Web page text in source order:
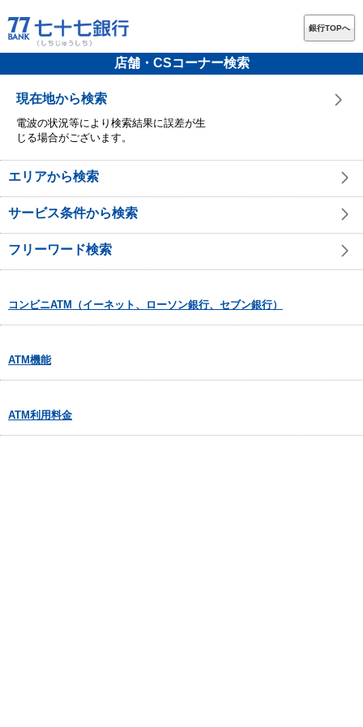
銀行TOPへ
店舗・CSコーナー検索
現在地から検索
電波の状況等により検索結果に誤差が生
じる場合がございます。
エリアから検索
サービス条件から検索
フリーワード検索
コンビニATM（イーネット、ローソン銀行、セブン銀行）
ATM機能
ATM利用料金